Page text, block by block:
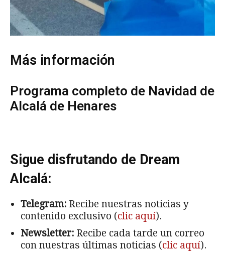
Más información
Programa completo de Navidad de
Alcalá de Henares
Sigue disfrutando de Dream
Alcalá:
Telegram: Recibe nuestras noticias y
contenido exclusivo (clic aquí).
Newsletter: Recibe cada tarde un correo
con nuestras últimas noticias (clic aquí).